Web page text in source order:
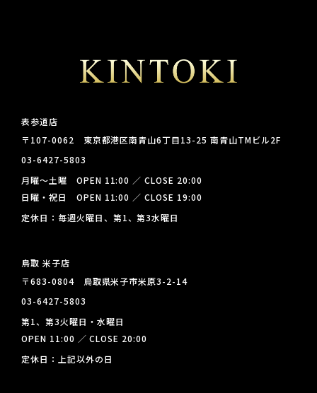
表参道店
〒107-0062 東京都港区南青山6丁目13-25 南青山TMビル2F
03-6427-5803
月曜～土曜 OPEN 11:00 ／ CLOSE 20:00
日曜・祝日 OPEN 11:00 ／ CLOSE 19:00
定休日：毎週火曜日、第1、第3水曜日
鳥取 米子店
〒683-0804 鳥取県米子市米原3-2-14
03-6427-5803
第1、第3火曜日・水曜日
OPEN 11:00 ／ CLOSE 20:00
定休日：上記以外の日